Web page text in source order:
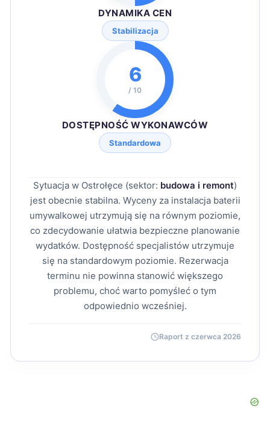
DYNAMIKA CEN
Stabilizacja
6
/ 10
DOSTĘPNOŚĆ WYKONAWCÓW
Standardowa
Sytuacja w Ostrołęce (sektor: budowa i remont)
jest obecnie stabilna. Wyceny za instalacja baterii
umywalkowej utrzymują się na równym poziomie,
co zdecydowanie ułatwia bezpieczne planowanie
wydatków. Dostępność specjalistów utrzymuje
się na standardowym poziomie. Rezerwacja
terminu nie powinna stanowić większego
problemu, choć warto pomyśleć o tym
odpowiednio wcześniej.
Raport z czerwca 2026